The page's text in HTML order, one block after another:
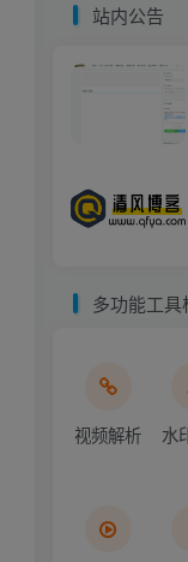
站内公告
多功能工具
视频解析 水